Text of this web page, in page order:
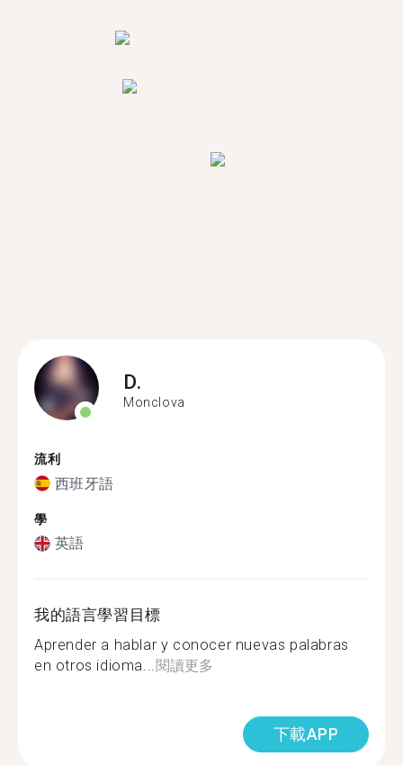
D.
Monclova
流利
西班牙語
學
英語
我的語言學習目標
Aprender a hablar y conocer nuevas palabras
en otros idioma...閱讀更多
下載APP